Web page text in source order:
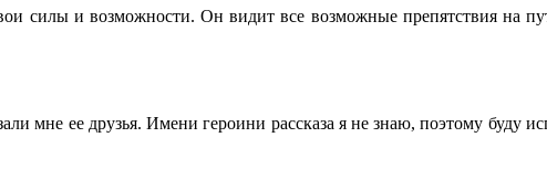
силы и возможности. Он видит все возможные препятствия на
мне ее друзья. Имени героини рассказа я не знаю, поэтому буду